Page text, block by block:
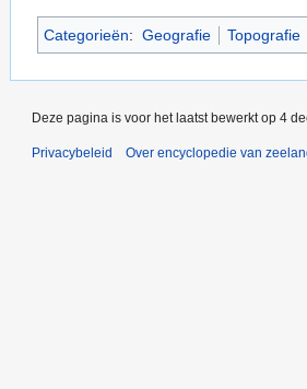
Categorieën: Geografie Topografie
Deze pagina is voor het laatst bewerkt op 4
Privacybeleid Over encyclopedie van